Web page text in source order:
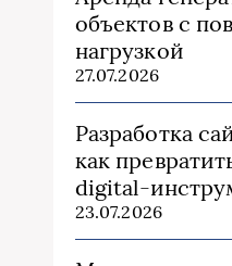
объектов с
нагрузкой
27.07.2026
Разработка
как
digital-
23.07.2026